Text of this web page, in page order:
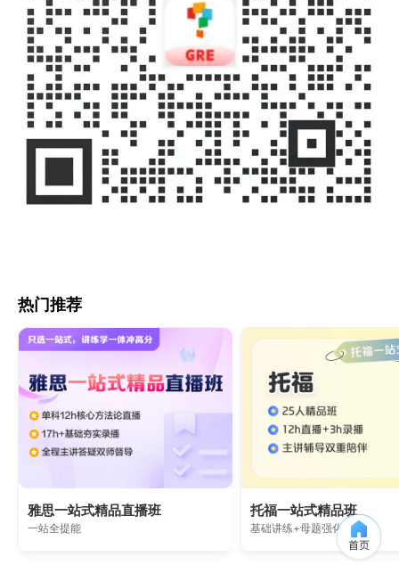
热门推荐
雅思一站式精品直播班
一站全提能
托福一站式精品班
基础讲练+母题强化